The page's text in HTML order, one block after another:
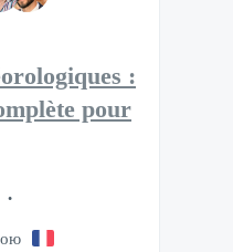
:
pour